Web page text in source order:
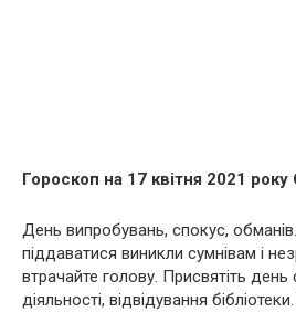
Гороскоп на 17 квітня 2021 року
День випробувань, спокус,
піддаватися виникли сумнівам і
втрачайте голову. Присвятіть день
діяльності, відвідування